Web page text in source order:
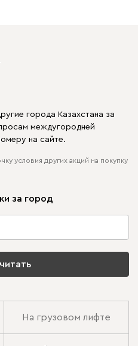
города Казахстана за
междугородней
на сайте.
условия других акций на покупку
за город
На грузовом лифте